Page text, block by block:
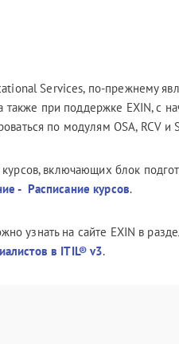
Services, по-прежнему
при поддержке EXIN, с
по модулям OSA, RCV и
включающих блок
- Расписание курсов.
узнать на сайте EXIN в
в ITIL® v3.